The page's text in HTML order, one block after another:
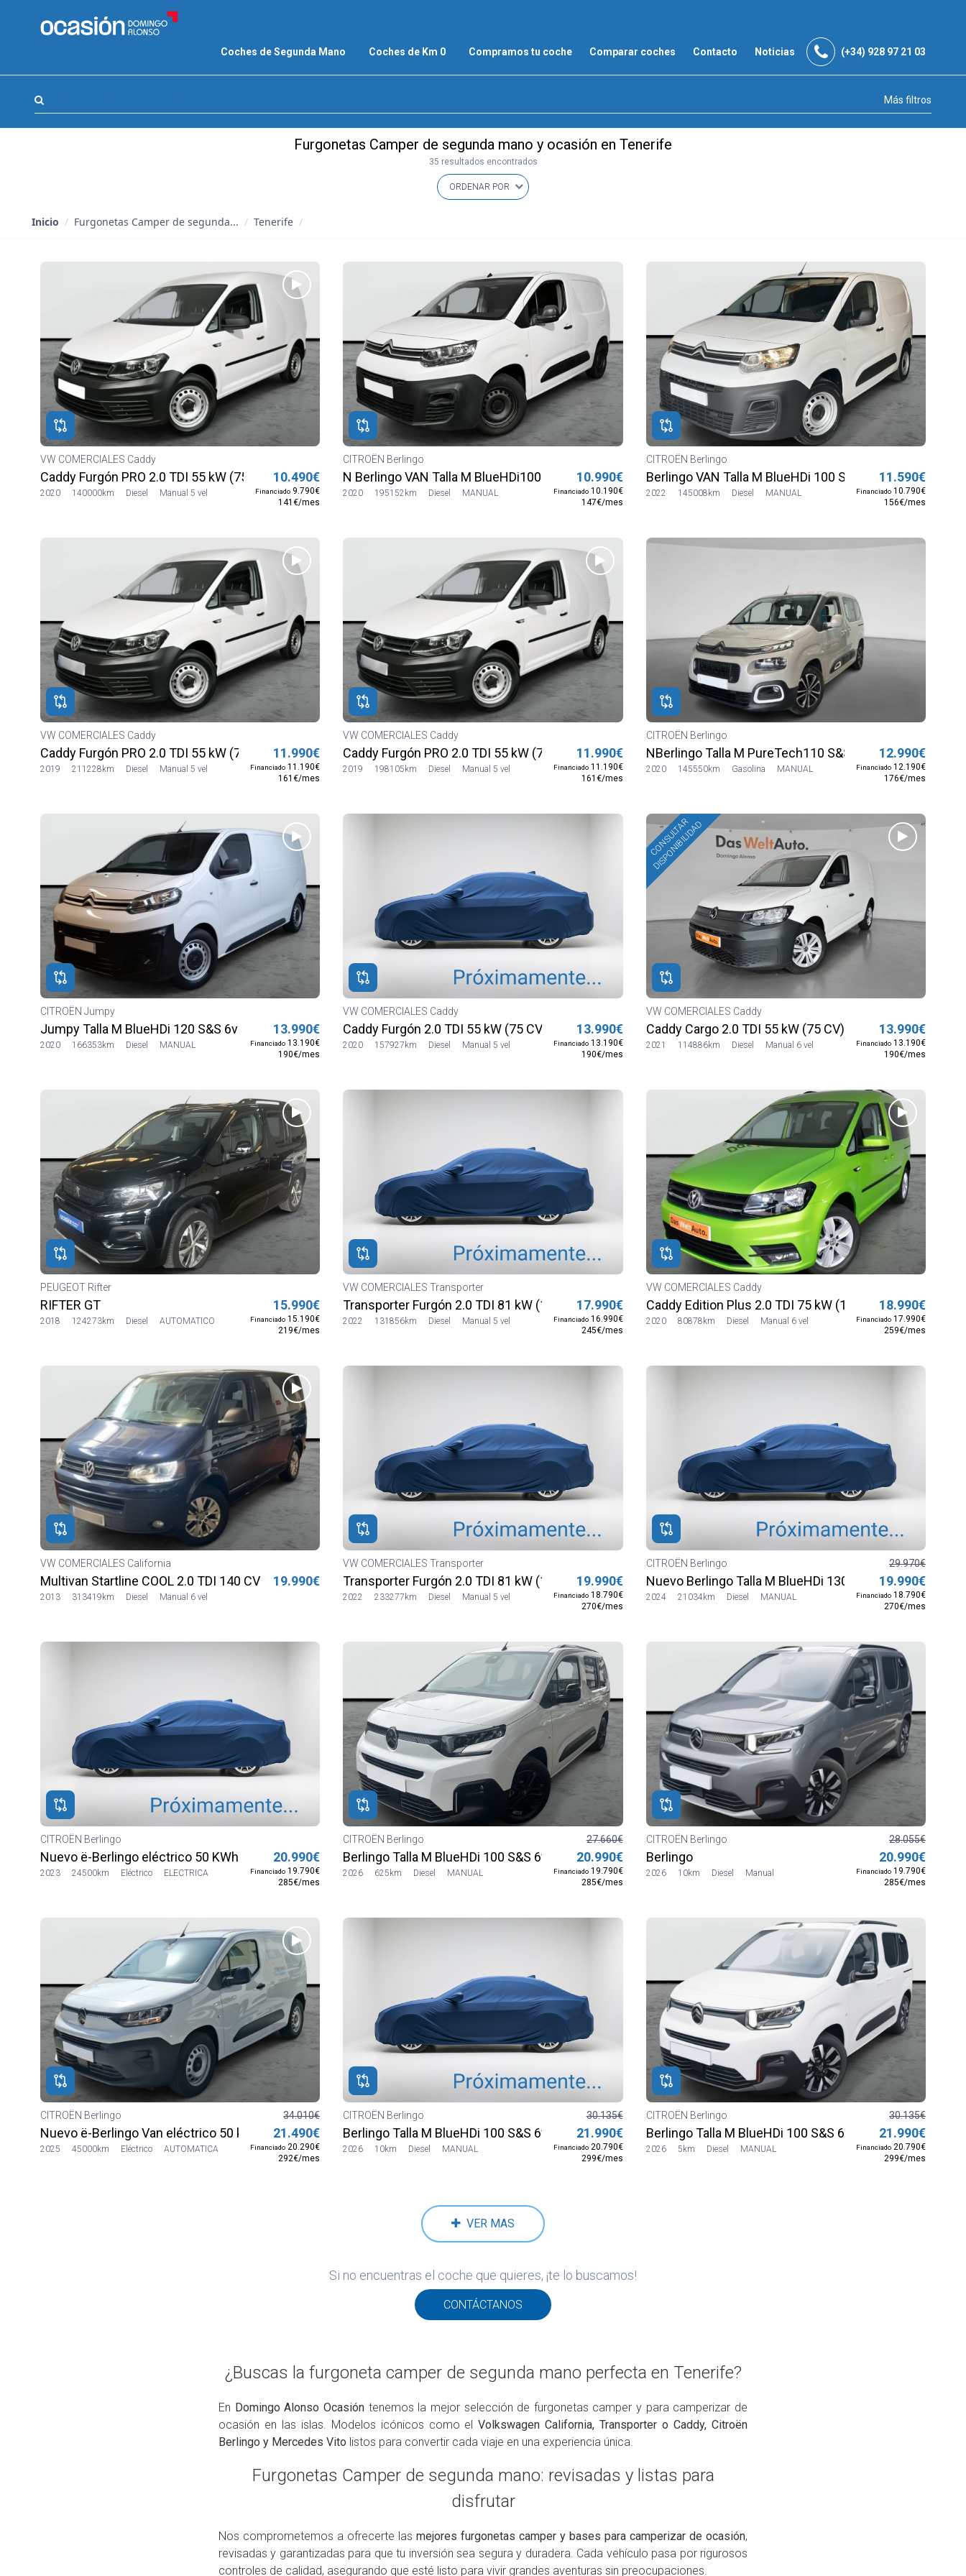
Coches de Segunda Mano Coches de Km 0 Compramos tu coche Comparar coches Contacto Noticias (+34) 928 97 21 03
FILTROS
APPROVED
Modelo
(1)
Más filtros
Furgonetas Camper de segunda mano y ocasión en Tenerife
35 resultados encontrados
Inicio / Furgonetas Camper de segunda... / Tenerife /
VW COMERCIALES Caddy
Caddy Furgón PRO 2.0 TDI 55 kW (75 CV)
2020 140000km Diesel Manual 5 vel
10.490€
Financiado 9.790€
141€/mes
CITROËN Berlingo
N Berlingo VAN Talla M BlueHDi100 S&S CONTROL (CA)
2020 195152km Diesel MANUAL
10.990€
Financiado10.190€
147€/mes
CITROËN Berlingo
Berlingo VAN Talla M BlueHDi 100 S&S Control
2022 145008km Diesel MANUAL
11.590€
Financiado10.790€
156€/mes
VW COMERCIALES Caddy
Caddy Furgón PRO 2.0 TDI 55 kW (75 CV)
2019 211228km Diesel Manual 5 vel
11.990€
Financiado 11.190€
161€/mes
VW COMERCIALES Caddy
Caddy Furgón PRO 2.0 TDI 55 kW (75 CV)
2019 198105km Diesel Manual 5 vel
11.990€
Financiado11.190€
161€/mes
CITROËN Berlingo
NBerlingo Talla M PureTech110 S&S 6v Feel
2020 145550km Gasolina MANUAL
12.990€
Financiado12.190€
176€/mes
CITROËN Jumpy
Jumpy Talla M BlueHDi 120 S&S 6v Control
2020 166353km Diesel MANUAL
13.990€
Financiado 13.190€
190€/mes
VW COMERCIALES Caddy
Caddy Furgón 2.0 TDI 55 kW (75 CV)
2020 157927km Diesel Manual 5 vel
13.990€
Financiado13.190€
190€/mes
CONSULTAR
DISPONIBILIDAD
VW COMERCIALES Caddy
Caddy Cargo 2.0 TDI 55 kW (75 CV)
2021 114886km Diesel Manual 6 vel
13.990€
Financiado13.190€
190€/mes
PEUGEOT Rifter
RIFTER GT
2018 124273km Diesel AUTOMATICO
15.990€
Financiado 15.190€
219€/mes
VW COMERCIALES Transporter
Transporter Furgón 2.0 TDI 81 kW (110 CV)
2022 131856km Diesel Manual 5 vel
17.990€
Financiado16.990€
245€/mes
VW COMERCIALES Caddy
Caddy Edition Plus 2.0 TDI 75 kW (102 CV)
2020 80878km Diesel Manual 6 vel
18.990€
Financiado17.990€
259€/mes
VW COMERCIALES California
Multivan Startline COOL 2.0 TDI 140 CV
2013 313419km Diesel Manual 6 vel
19.990€
VW COMERCIALES Transporter
Transporter Furgón 2.0 TDI 81 kW (110 CV)
2022 233277km Diesel Manual 5 vel
19.990€
Financiado18.790€
270€/mes
CITROËN Berlingo
Nuevo Berlingo Talla M BlueHDi 130 S&S 6v MAX M1
2024 21034km Diesel MANUAL
29.970€
19.990€
Financiado18.790€
270€/mes
CITROËN Berlingo
Nuevo ë-Berlingo eléctrico 50 KWh Talla M Shine
2023 24500km Eléctrico ELECTRICA
20.990€
Financiado 19.790€
285€/mes
CITROËN Berlingo
Berlingo Talla M BlueHDi 100 S&S 6v PLUS
2026 625km Diesel MANUAL
27.660€
20.990€
Financiado19.790€
285€/mes
CITROËN Berlingo
Berlingo
2026 10km Diesel Manual
28.055€
20.990€
Financiado19.790€
285€/mes
CITROËN Berlingo
Nuevo ë-Berlingo Van eléctrico 50 kWh Talla M
2025 45000km Eléctrico AUTOMATICA
34.010€
21.490€
Financiado 20.290€
292€/mes
CITROËN Berlingo
Berlingo Talla M BlueHDi 100 S&S 6v MAX
2026 10km Diesel MANUAL
30.135€
21.990€
Financiado20.790€
299€/mes
CITROËN Berlingo
Berlingo Talla M BlueHDi 100 S&S 6v MAX
2026 5km Diesel MANUAL
30.135€
21.990€
Financiado20.790€
299€/mes
VER MAS
Si no encuentras el coche que quieres, ¡te lo buscamos!
CONTÁCTANOS
¿Buscas la furgoneta camper de segunda mano perfecta en Tenerife?
En Domingo Alonso Ocasióntenemos la mejor selección de furgonetas camper y para camperizar de
ocasión en las islas. Modelos icónicos como elVolkswagen California, Transporter o Caddy, Citroën
Berlingo y Mercedes Vito listos para convertir cada viaje en una experiencia única.
Furgonetas Camper de segunda mano: revisadas y listas para
disfrutar
Nos comprometemos a ofrecerte las mejores furgonetas camper y bases para camperizar de ocasión,
revisadas y garantizadas para que tu inversión sea segura y duradera. Cada vehículo pasa por rigurosos
controles de calidad, asegurando que esté listo para vivir grandes aventuras sin preocupaciones.